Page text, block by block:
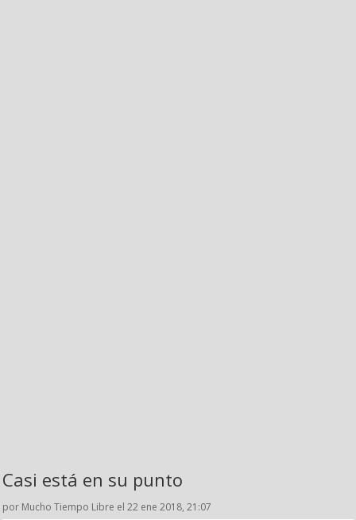
Casi está en su punto
por Mucho Tiempo Libre el 22 ene 2018, 21:07